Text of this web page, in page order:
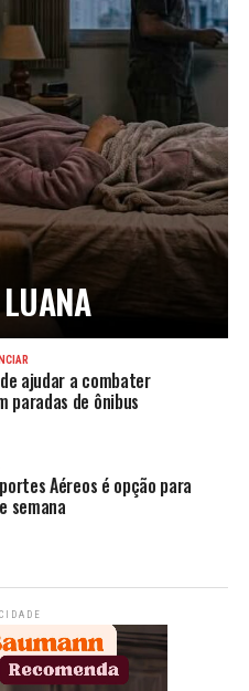
ajudar a combater
paradas de ônibus
Aéreos é opção para
semana